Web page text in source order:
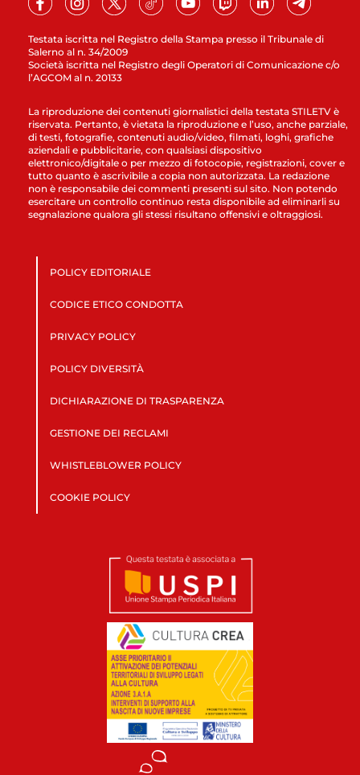
Testata iscritta nel Registro della Stampa presso il Tribunale di
Salerno al n. 34/2009
Società iscritta nel Registro degli Operatori di Comunicazione c/o
l’AGCOM al n. 20133
La riproduzione dei contenuti giornalistici della testata STILETV è
riservata. Pertanto, è vietata la riproduzione e l’uso, anche parziale,
di testi, fotografie, contenuti audio/video, filmati, loghi, grafiche
aziendali e pubblicitarie, con qualsiasi dispositivo
elettronico/digitale o per mezzo di fotocopie, registrazioni, cover e
tutto quanto è ascrivibile a copia non autorizzata. La redazione
non è responsabile dei commenti presenti sul sito. Non potendo
esercitare un controllo continuo resta disponibile ad eliminarli su
segnalazione qualora gli stessi risultano offensivi e oltraggiosi.
POLICY EDITORIALE
CODICE ETICO CONDOTTA
PRIVACY POLICY
POLICY DIVERSITÀ
DICHIARAZIONE DI TRASPARENZA
GESTIONE DEI RECLAMI
WHISTLEBLOWER POLICY
COOKIE POLICY